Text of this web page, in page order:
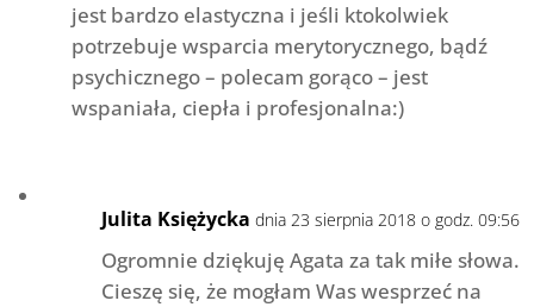
jest bardzo elastyczna i jeśli ktokolwiek
potrzebuje wsparcia merytorycznego, bądź
psychicznego – polecam gorąco – jest
wspaniała, ciepła i profesjonalna:)
Julita Księżycka dnia 23 sierpnia 2018 o godz. 09:56
Ogromnie dziękuję Agata za tak miłe słowa.
Cieszę się, że mogłam Was wesprzeć na